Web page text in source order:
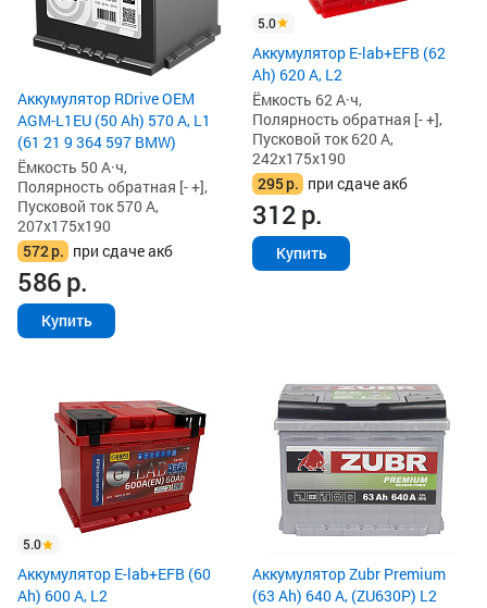
Аккумулятор RDrive OEM
AGM-L1EU (50 Ah) 570 А, L1
(61 21 9 364 597 BMW)
Ёмкость 50 А·ч,
Полярность обратная [- +],
Пусковой ток 570 А,
207x175x190
572р. при сдаче акб
586р.
Купить
5.0
Аккумулятор E-lab+EFB (62
Ah) 620 А, L2
Ёмкость 62 А·ч,
Полярность обратная [- +],
Пусковой ток 620 А,
242x175x190
295р. при сдаче акб
312р.
Купить
5.0
Аккумулятор E-lab+EFB (60
Ah) 600 А, L2
Аккумулятор Zubr Premium
(63 Ah) 640 А, (ZU630P) L2